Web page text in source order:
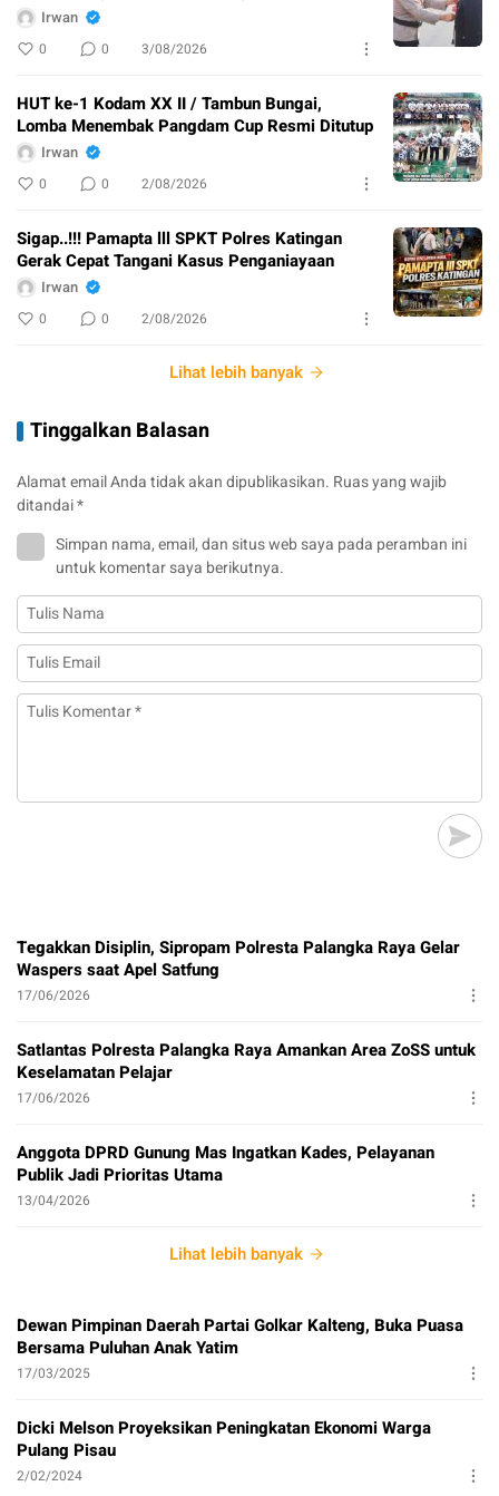
Irwan
0 0 3/08/2026
HUT ke-1 Kodam XX II / Tambun Bungai,
Lomba Menembak Pangdam Cup Resmi Ditutup
Irwan
0 0 2/08/2026
Sigap..!!! Pamapta lll SPKT Polres Katingan
Gerak Cepat Tangani Kasus Penganiayaan
Irwan
0 0 2/08/2026
Lihat lebih banyak
Tinggalkan Balasan
Alamat email Anda tidak akan dipublikasikan. Ruas yang wajib
ditandai*
Simpan nama, email, dan situs web saya pada peramban ini
untuk komentar saya berikutnya.
Tegakkan Disiplin, Sipropam Polresta Palangka Raya Gelar
Waspers saat Apel Satfung
17/06/2026
Satlantas Polresta Palangka Raya Amankan Area ZoSS untuk
Keselamatan Pelajar
17/06/2026
Anggota DPRD Gunung Mas Ingatkan Kades, Pelayanan
Publik Jadi Prioritas Utama
13/04/2026
Lihat lebih banyak
Dewan Pimpinan Daerah Partai Golkar Kalteng, Buka Puasa
Bersama Puluhan Anak Yatim
17/03/2025
Dicki Melson Proyeksikan Peningkatan Ekonomi Warga
Pulang Pisau
2/02/2024